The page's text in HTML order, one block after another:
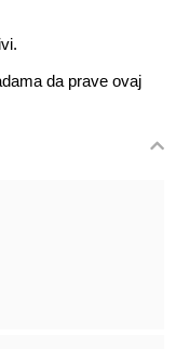
da prave ovaj